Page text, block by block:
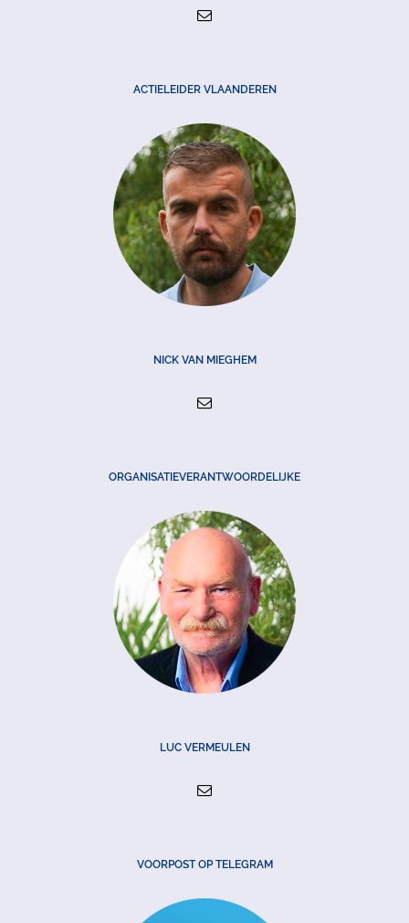
ACTIELEIDER VLAANDEREN
NICK VAN MIEGHEM
ORGANISATIEVERANTWOORDELIJKE
LUC VERMEULEN
VOORPOST OP TELEGRAM